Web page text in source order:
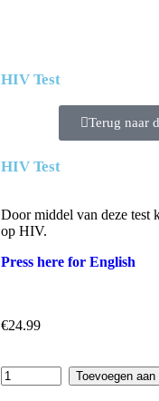
HIV Test
Terug naar
HIV Test
Door middel van deze test
op HIV.
Press here for English
€24.99
Toevoegen